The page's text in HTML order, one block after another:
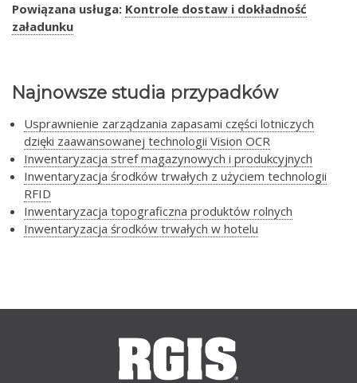
Powiązana usługa: Kontrole dostaw i dokładność
załadunku
Najnowsze studia przypadków
Usprawnienie zarządzania zapasami części lotniczych
dzięki zaawansowanej technologii Vision OCR
Inwentaryzacja stref magazynowych i produkcyjnych
Inwentaryzacja środków trwałych z użyciem technologii
RFID
Inwentaryzacja topograficzna produktów rolnych
Inwentaryzacja środków trwałych w hotelu